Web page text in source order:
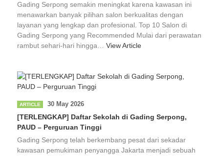
Gading Serpong semakin meningkat karena kawasan ini
menawarkan banyak pilihan salon berkualitas dengan
layanan yang lengkap dan profesional. Top 10 Salon di
Gading Serpong yang Recommended Mulai dari perawatan
rambut sehari-hari hingga… View Article
ARTICLE 30 May 2026
[TERLENGKAP] Daftar Sekolah di Gading Serpong,
PAUD – Perguruan Tinggi
Gading Serpong telah berkembang pesat dari sekadar
kawasan pemukiman penyangga Jakarta menjadi sebuah